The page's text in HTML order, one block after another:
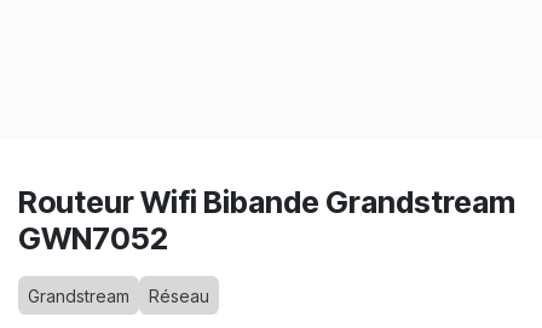
Routeur Wifi Bibande Grandstream
GWN7052
Grandstream Réseau